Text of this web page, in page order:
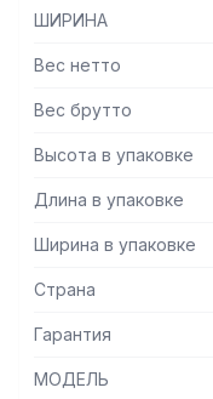
– Материал емкости:
– Внутренние
ШИРИНА
Вес нетто
Вес брутто
Высота в упаковке
Длина в упаковке
Ширина в упаковке
Страна
Гарантия
МОДЕЛЬ